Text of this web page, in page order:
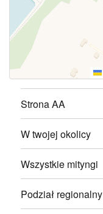
Strona AA
W twojej okolicy
Wszystkie mityngi
Podział regionalny